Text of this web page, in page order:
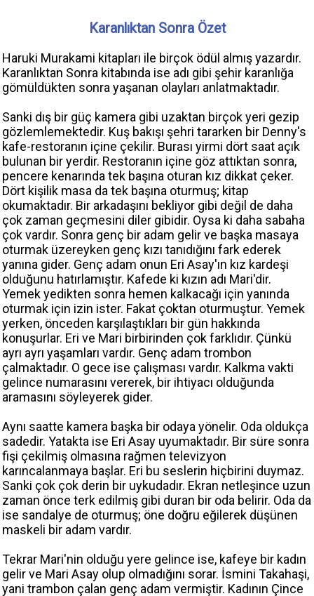
Karanlıktan Sonra Özet
Haruki Murakami kitapları ile birçok ödül almış yazardır.
Karanlıktan Sonra kitabında ise adı gibi şehir karanlığa
gömüldükten sonra yaşanan olayları anlatmaktadır.
Sanki dış bir güç kamera gibi uzaktan birçok yeri gezip
gözlemlemektedir. Kuş bakışı şehri tararken bir Denny's
kafe-restoranın içine çekilir. Burası yirmi dört saat açık
bulunan bir yerdir. Restoranın içine göz attıktan sonra,
pencere kenarında tek başına oturan kız dikkat çeker.
Dört kişilik masa da tek başına oturmuş; kitap
okumaktadır. Bir arkadaşını bekliyor gibi değil de daha
çok zaman geçmesini diler gibidir. Oysa ki daha sabaha
çok vardır. Sonra genç bir adam gelir ve başka masaya
oturmak üzereyken genç kızı tanıdığını fark ederek
yanına gider. Genç adam onun Eri Asay'ın kız kardeşi
olduğunu hatırlamıştır. Kafede ki kızın adı Mari'dir.
Yemek yedikten sonra hemen kalkacağı için yanında
oturmak için izin ister. Fakat çoktan oturmuştur. Yemek
yerken, önceden karşılaştıkları bir gün hakkında
konuşurlar. Eri ve Mari birbirinden çok farklıdır. Çünkü
ayrı ayrı yaşamları vardır. Genç adam trombon
çalmaktadır. O gece ise çalışması vardır. Kalkma vakti
gelince numarasını vererek, bir ihtiyacı olduğunda
aramasını söyleyerek gider.
Aynı saatte kamera başka bir odaya yönelir. Oda oldukça
sadedir. Yatakta ise Eri Asay uyumaktadır. Bir süre sonra
fişi çekilmiş olmasına rağmen televizyon
karıncalanmaya başlar. Eri bu seslerin hiçbirini duymaz.
Sanki çok çok derin bir uykudadır. Ekran netleşince uzun
zaman önce terk edilmiş gibi duran bir oda belirir. Oda da
ise sandalye de oturmuş; öne doğru eğilerek düşünen
maskeli bir adam vardır.
Tekrar Mari'nin olduğu yere gelince ise, kafeye bir kadın
gelir ve Mari Asay olup olmadığını sorar. İsmini Takahaşi,
yani trambon çalan genç adam vermiştir. Kadının Çince